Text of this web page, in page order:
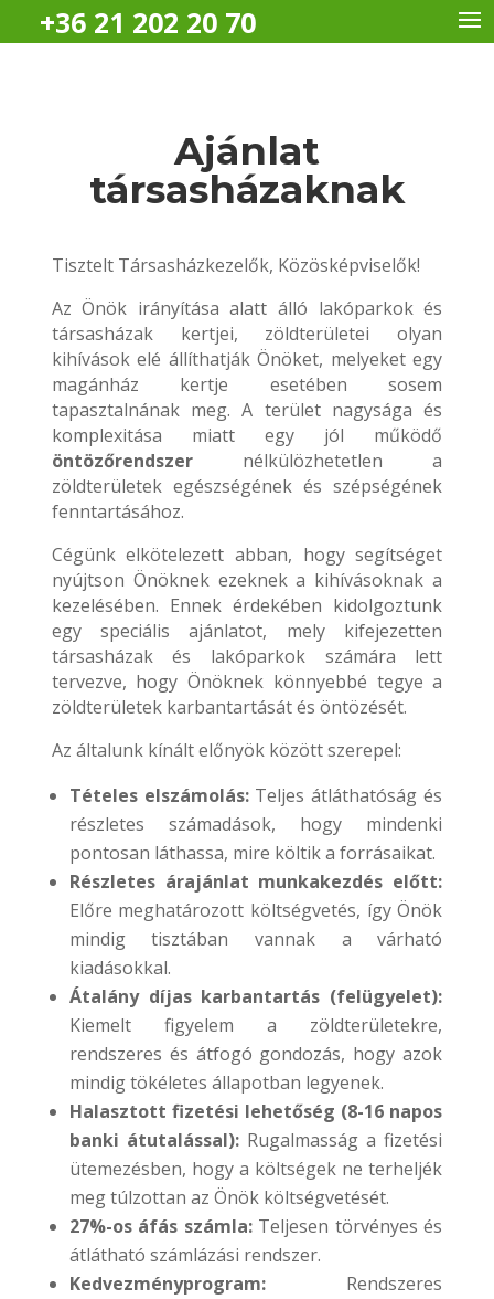
+36 21 202 20 70
Ajánlat
társasházaknak
Tisztelt Társasházkezelők, Közösképviselők!
Az Önök irányítása alatt álló lakóparkok és
társasházak kertjei, zöldterületei olyan
kihívások elé állíthatják Önöket, melyeket egy
magánház kertje esetében sosem
tapasztalnának meg. A terület nagysága és
komplexitása miatt egy jól működő
öntözőrendszernélkülözhetetlen a
zöldterületek egészségének és szépségének
fenntartásához.
Cégünk elkötelezett abban, hogy segítséget
nyújtson Önöknek ezeknek a kihívásoknak a
kezelésében. Ennek érdekében kidolgoztunk
egy speciális ajánlatot, mely kifejezetten
társasházak és lakóparkok számára lett
tervezve, hogy Önöknek könnyebbé tegye a
zöldterületek karbantartását és öntözését.
Az általunk kínált előnyök között szerepel:
Tételes elszámolás:Teljes átláthatóság és
részletes számadások, hogy mindenki
pontosan láthassa, mire költik a forrásaikat.
Részletes árajánlat munkakezdés előtt:
Előre meghatározott költségvetés, így Önök
mindig tisztában vannak a várható
kiadásokkal.
Átalány díjas karbantartás (felügyelet):
Kiemelt figyelem a zöldterületekre,
rendszeres és átfogó gondozás, hogy azok
mindig tökéletes állapotban legyenek.
Halasztott fizetési lehetőség (8-16 napos
banki átutalással):Rugalmasság a fizetési
ütemezésben, hogy a költségek ne terheljék
meg túlzottan az Önök költségvetését.
27%-os áfás számla:Teljesen törvényes és
átlátható számlázási rendszer.
Kedvezményprogram:Rendszeres